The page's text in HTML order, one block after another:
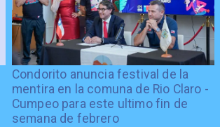
Condorito anuncia festival de la
mentira en la comuna de Rio Claro -
Cumpeo para este ultimo fin de
semana de febrero